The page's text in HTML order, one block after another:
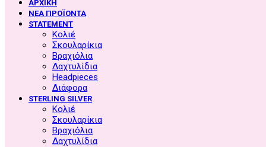
ΑΡΧΙΚΗ
ΝΕΑ ΠΡΟΪΟΝΤΑ
STATEMENT
Κολιέ
Σκουλαρίκια
Βραχιόλια
Δαχτυλίδια
Headpieces
Διάφορα
STERLING SILVER
Κολιέ
Σκουλαρίκια
Βραχιόλια
Δαχτυλίδια